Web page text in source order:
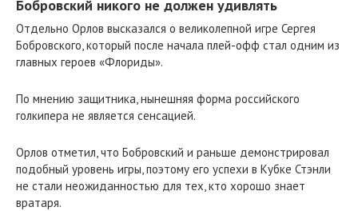
Бобровский никого не должен удивлять
Отдельно Орлов высказался о великолепной игре Сергея
Бобровского, который после начала плей-офф стал одним из
главных героев «Флориды».
По мнению защитника, нынешняя форма российского
голкипера не является сенсацией.
Орлов отметил, что Бобровский и раньше демонстрировал
подобный уровень игры, поэтому его успехи в Кубке Стэнли
не стали неожиданностью для тех, кто хорошо знает
вратаря.